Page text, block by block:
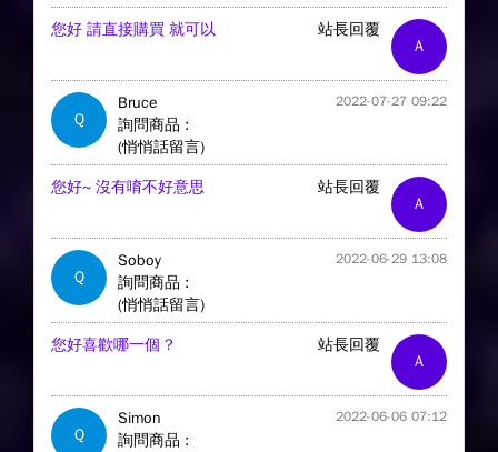
A
站長回覆
您好 請直接購買 就可以
Q
Bruce 2022-07-27 09:22
詢問商品 :
(悄悄話留言)
A
站長回覆
您好~ 沒有唷不好意思
Q
Soboy 2022-06-29 13:08
詢問商品 :
(悄悄話留言)
A
站長回覆
您好喜歡哪一個 ?
Q
Simon 2022-06-06 07:12
詢問商品 :